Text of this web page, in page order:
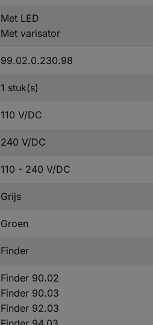
Met LED
Met varisator
99.02.0.230.98
1 stuk(s)
110 V/DC
240 V/DC
110 - 240 V/DC
Grijs
Groen
Finder
Finder 90.02
Finder 90.03
Finder 92.03